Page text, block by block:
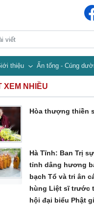
thiệu Ấn tống - Cúng
XEM NHIỀU
Hòa thượng thiền
Hà Tĩnh: Ban Trị sự
tỉnh dâng hương
bạch Tổ và tri ân
hùng Liệt sĩ trước
hội đại biểu Phật